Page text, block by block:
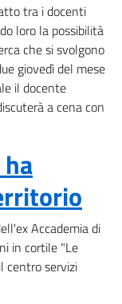
tra i docenti
loro la possibilità
che si svolgono
giovedì del mese
il docente
a cena con
Accademia di
in cortile "Le
centro servizi